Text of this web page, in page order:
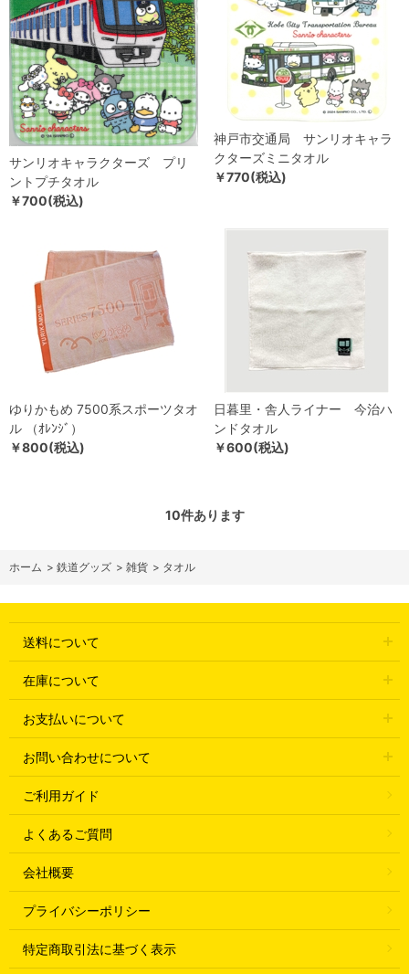
サンリオキャラクターズ プリ
ントプチタオル
￥700(税込)
神戸市交通局 サンリオキャラ
クターズミニタオル
￥770(税込)
ゆりかもめ 7500系スポーツタオ
ル （ｵﾚﾝｼﾞ）
￥800(税込)
日暮里・舎人ライナー 今治ハ
ンドタオル
￥600(税込)
10件あります
ホーム > 鉄道グッズ > 雑貨 > タオル
送料について
在庫について
お支払いについて
お問い合わせについて
ご利用ガイド
よくあるご質問
会社概要
プライバシーポリシー
特定商取引法に基づく表示